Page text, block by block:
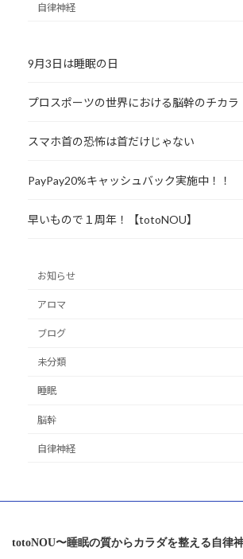
自律神経
9月3日は睡眠の日
プロスポーツの世界における脳幹のチカラ
スマホ首の恐怖は首だけじゃない
PayPay20%キャッシュバック実施中！！
早いもので１周年！【totoNOU】
お知らせ
アロマ
ブログ
未分類
睡眠
脳幹
自律神経
totoNOU〜睡眠の質からカラダを整える自律